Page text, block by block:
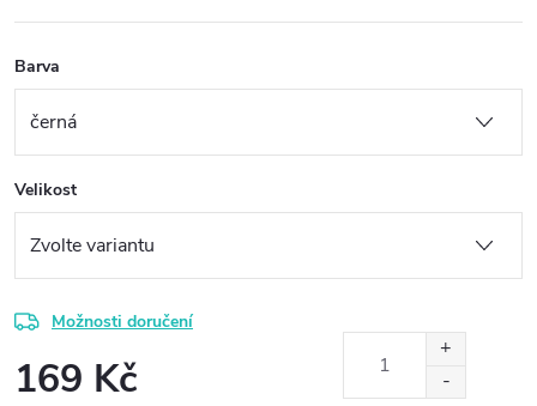
Barva
Velikost
Možnosti doručení
169 Kč